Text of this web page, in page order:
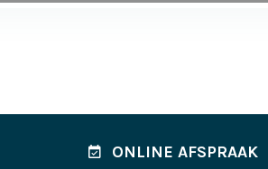
ONLINE AFSPRAAK